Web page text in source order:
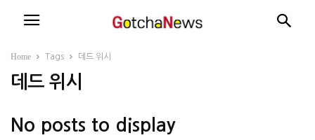
Home Tags 데드 위시
데드 위시
No posts to display